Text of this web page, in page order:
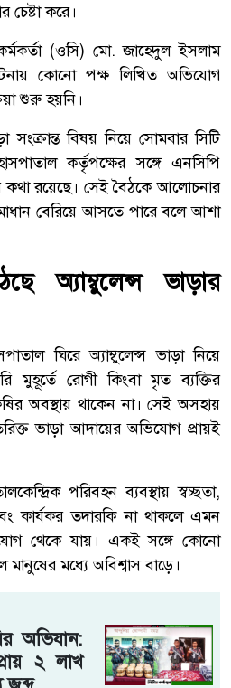
চেষ্টা করে।
কর্মকর্তা (ওসি) মো. জাহেদুল ইসলাম
কোনো পক্ষ লিখিত অভিযোগ
শুরু হয়নি।
সংক্রান্ত বিষয় নিয়ে সোমবার সিটি
কর্তৃপক্ষের সঙ্গে এনসিপি
কথা রয়েছে। সেই বৈঠকে আলোচনার
বেরিয়ে আসতে পারে বলে আশা
অ্যাম্বুলেন্স ভাড়ার
ঘিরে অ্যাম্বুলেন্স ভাড়া নিয়ে
রোগী কিংবা মৃত ব্যক্তির
অবস্থায় থাকেন না। সেই অসহায়
ভাড়া আদায়ের অভিযোগ প্রায়ই
পরিবহন ব্যবস্থায় স্বচ্ছতা,
কার্যকর তদারকি না থাকলে এমন
থেকে যায়। একই সঙ্গে কোনো
মধ্যে অবিশ্বাস বাড়ে।
অভিযান:
২ লাখ